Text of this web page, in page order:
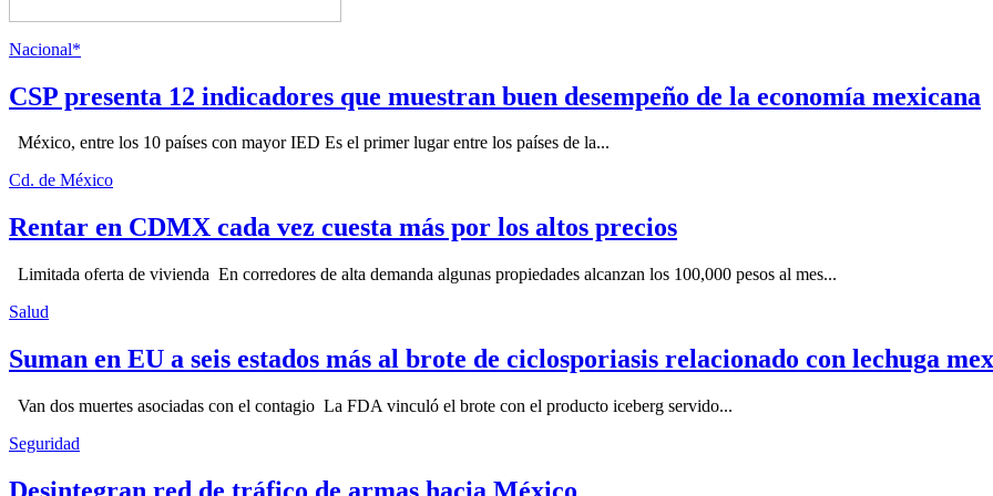
Nacional*
CSP presenta 12 indicadores que muestran buen desempeño de la economía mexicana
México, entre los 10 países con mayor IED Es el primer lugar entre los países de la...
Cd. de México
Rentar en CDMX cada vez cuesta más por los altos precios
Limitada oferta de vivienda En corredores de alta demanda algunas propiedades alcanzan los 100,000 pesos al mes...
Salud
Suman en EU a seis estados más al brote de ciclosporiasis relacionado con lechuga
Van dos muertes asociadas con el contagio La FDA vinculó el brote con el producto iceberg servido...
Seguridad